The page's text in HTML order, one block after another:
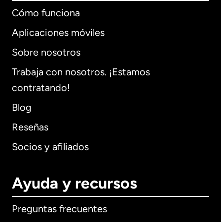
Cómo funciona
Aplicaciones móviles
Sobre nosotros
Trabaja con nosotros. ¡Estamos
contratando!
Blog
Reseñas
Socios y afiliados
Ayuda y recursos
Preguntas frecuentes